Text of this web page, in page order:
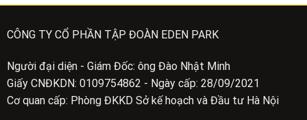
CÔNG TY CỔ PHẦN TẬP ĐOÀN EDEN PARK
Người đại diện - Giám Đốc: ông Đào Nhật Minh
Giấy CNĐKDN: 0109754862 - Ngày cấp: 28/09/2021
Cơ quan cấp: Phòng ĐKKD Sở kế hoạch và Đầu tư Hà Nội